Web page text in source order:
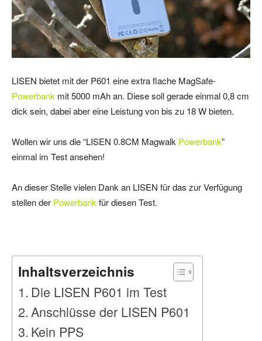
LISEN bietet mit der P601 eine extra flache MagSafe-
Powerbank mit 5000 mAh an. Diese soll gerade einmal 0,8 cm
dick sein, dabei aber eine Leistung von bis zu 18 W bieten.
Wollen wir uns die “LISEN 0.8CM Magwalk Powerbank”
einmal im Test ansehen!
An dieser Stelle vielen Dank an LISEN für das zur Verfügung
stellen der Powerbank für diesen Test.
Inhaltsverzeichnis
Die LISEN P601 im Test
Anschlüsse der LISEN P601
Kein PPS